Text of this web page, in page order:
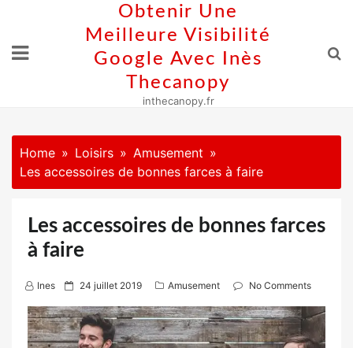
content
Obtenir Une
Meilleure Visibilité
Google Avec Inès
Thecanopy
inthecanopy.fr
Home Loisirs
Amusement
Les accessoires de bonnes farces à faire
Les accessoires de bonnes farces
à faire
Ines
P
o
s
t
24 juillet 2019 Amusement No Comments